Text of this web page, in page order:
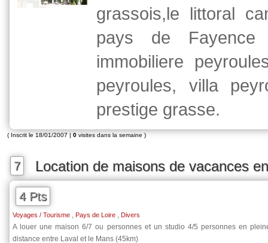
grassois,le littoral
pays de
immobiliere
peyroules, villa
prestige grasse.
( Inscrit le 18/01/2007 | 0 visites dans la semaine )
7 Location de maisons de vacances
4 Pts
Voyages / Tourisme , Pays de Loire , Divers
A louer une maison 6/7 ou personnes et un studio 4/5 personnes en
distance entre Laval et le Mans (45km)